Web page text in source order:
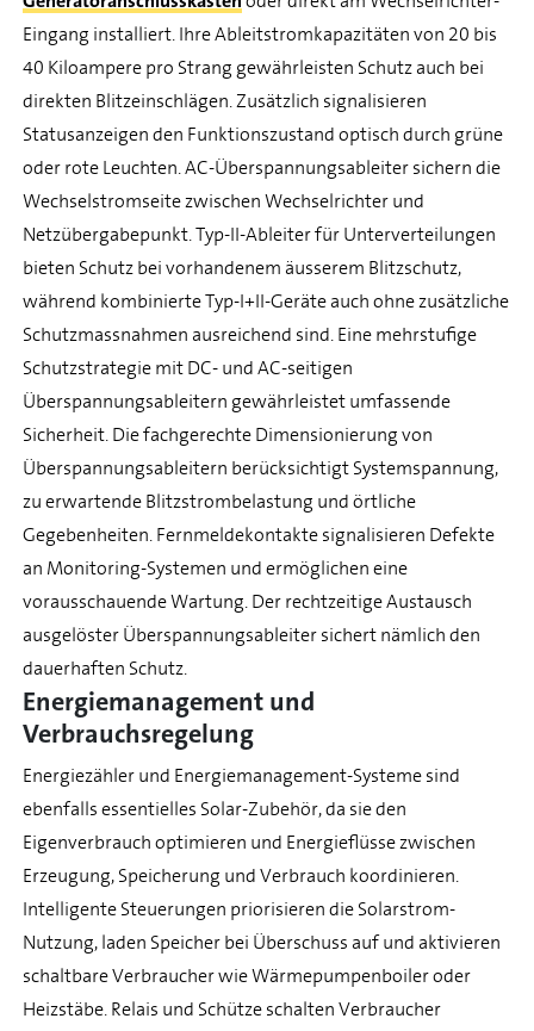
Eingang installiert. Ihre Ableitstromkapazitäten von 20 bis
40 Kiloampere pro Strang gewährleisten Schutz auch bei
direkten Blitzeinschlägen. Zusätzlich signalisieren
Statusanzeigen den Funktionszustand optisch durch grüne
oder rote Leuchten. AC-Überspannungsableiter sichern die
Wechselstromseite zwischen Wechselrichter und
Netzübergabepunkt. Typ-II-Ableiter für Unterverteilungen
bieten Schutz bei vorhandenem äusserem Blitzschutz,
während kombinierte Typ-I+II-Geräte auch ohne zusätzliche
Schutzmassnahmen ausreichend sind. Eine mehrstufige
Schutzstrategie mit DC- und AC-seitigen
Überspannungsableitern gewährleistet umfassende
Sicherheit. Die fachgerechte Dimensionierung von
Überspannungsableitern berücksichtigt Systemspannung,
zu erwartende Blitzstrombelastung und örtliche
Gegebenheiten. Fernmeldekontakte signalisieren Defekte
an Monitoring-Systemen und ermöglichen eine
vorausschauende Wartung. Der rechtzeitige Austausch
ausgelöster Überspannungsableiter sichert nämlich den
dauerhaften Schutz.
Energiemanagement und
Verbrauchsregelung
Energiezähler und Energiemanagement-Systeme sind
ebenfalls essentielles Solar-Zubehör, da sie den
Eigenverbrauch optimieren und Energieflüsse zwischen
Erzeugung, Speicherung und Verbrauch koordinieren.
Intelligente Steuerungen priorisieren die Solarstrom-
Nutzung, laden Speicher bei Überschuss auf und aktivieren
schaltbare Verbraucher wie Wärmepumpenboiler oder
Heizstäbe. Relais und Schütze schalten Verbraucher